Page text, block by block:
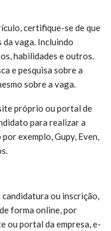
certifique-se de que
vaga. Incluindo
habilidades e outros.
e pesquisa sobre a
sobre a vaga.
próprio ou portal de
para realizar a
exemplo, Gupy, Even,
ou inscrição,
forma online, por
ou portal da empresa, e-